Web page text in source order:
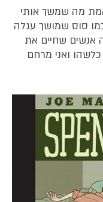
מה שמשך אותי
סוס שמושך עגלה
אנשים שחיים את
ואני מרחם